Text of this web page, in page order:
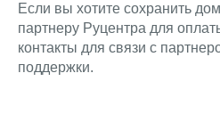
Если вы хотите сохранить
партнеру Руцентра для
контакты для связи с
поддержки.